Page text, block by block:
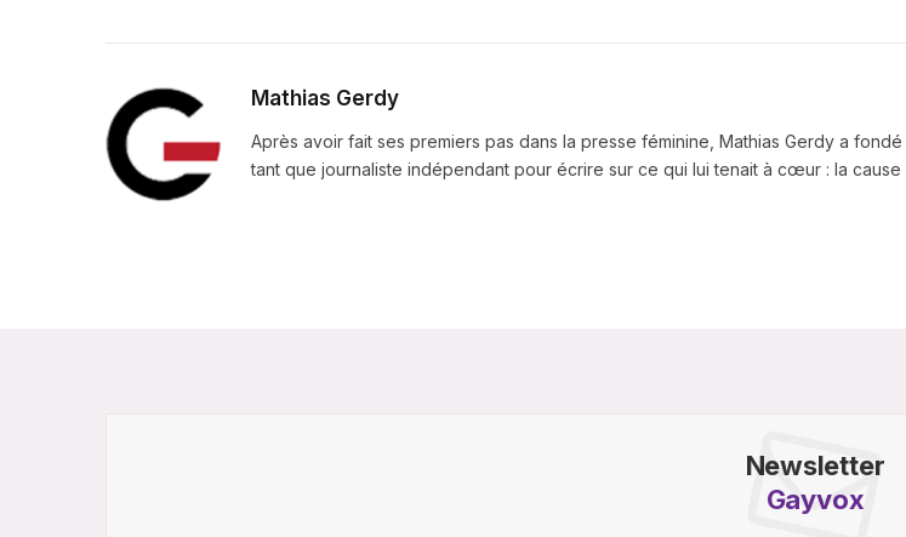
Mathias Gerdy
Après avoir fait ses premiers pas dans la presse féminine, Mathias Gerdy a
tant que journaliste indépendant pour écrire sur ce qui lui tenait à cœur : la cause
Newsletter
Gayvox